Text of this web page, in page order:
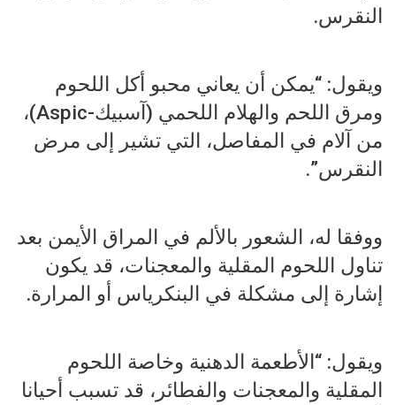
النقرس.
ويقول: “يمكن أن يعاني محبو أكل اللحوم
ومرق اللحم والهلام اللحمي (آسبيك-Aspic)،
من آلام في المفاصل، التي تشير إلى مرض
النقرس”.
ووفقا له، الشعور بالألم في المراق الأيمن بعد
تناول اللحوم المقلية والمعجنات، قد يكون
إشارة إلى مشكلة في البنكرياس أو المرارة.
ويقول: “الأطعمة الدهنية وخاصة اللحوم
المقلية والمعجنات والفطائر، قد تسبب أحيانا